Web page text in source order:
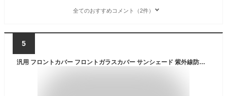
全てのおすすめコメント（2件）
5
汎用 フロントカバー フロントガラスカバー サンシェード 紫外線防止 霜防止 凍結防止 外付けタイプ 日除け 鳥のフン 黄砂 落葉 PM2.5 対策 フロント カバー 人気 おすすめ カスタム パーツ カスタムパーツ 夏冬兼用 車用品 カーパーツ カー用品 外装 外装用品 雪